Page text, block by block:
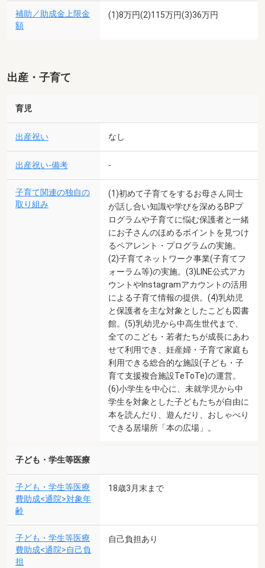
補助／助成金上限金
額
(1)8万円(2)115万円(3)36万円
出産・子育て
育児
出産祝い なし
出産祝い-備考 -
子育て関連の独自の
取り組み
(1)初めて子育てをするお母さん同士
が話し合い知識や学びを深めるBPプ
ログラムや子育てに悩む保護者と一緒
にお子さんのほめるポイントを見つけ
るペアレント・プログラムの実施。
(2)子育てネットワーク事業(子育てフ
ォーラム等)の実施。(3)LINE公式アカ
ウントやInstagramアカウントの活用
による子育て情報の提供。(4)乳幼児
と保護者を主な対象としたこども図書
館。(5)乳幼児から中高生世代まで、
全てのこども・若者たちが成長にあわ
せて利用でき、妊産婦・子育て家庭も
利用できる総合的な施設(子ども・子
育て支援複合施設TeToTe)の運営。
(6)小学生を中心に、未就学児から中
学生を対象とした子どもたちが自由に
本を読んだり、遊んだり、おしゃべり
できる居場所「本の広場」。
子ども・学生等医療
子ども・学生等医療
費助成<通院>対象年
齢
18歳3月末まで
子ども・学生等医療
費助成<通院>自己負
担
自己負担あり